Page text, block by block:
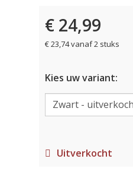
€ 24,99
€ 23,74 vanaf 2 stuks
Kies uw variant:
Uitverkocht